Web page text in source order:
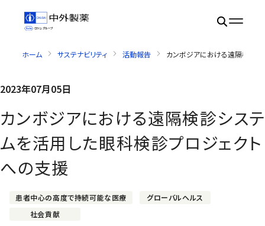
ホーム サステナビリティ 活動報告 カンボジアにおける遠隔検診
2023年07月05日
カンボジアにおける遠隔検診システ
ムを活用した眼科検診プロジェクト
への支援
患者中心の高度で持続可能な医療
グローバルヘルス
社会貢献